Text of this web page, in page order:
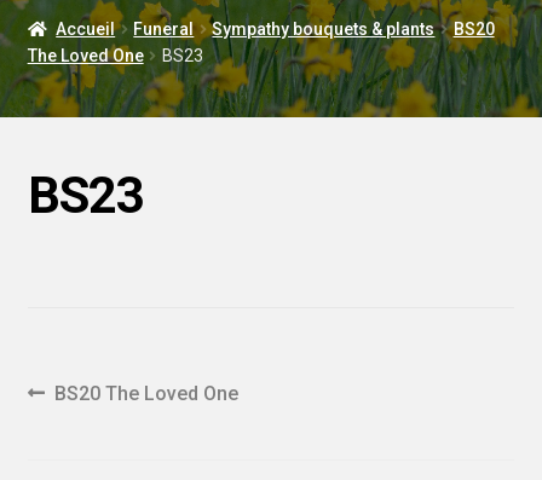
LIVRAISON
MARIAGE
Accueil Funeral Sympathy bouquets & plants
BS20
The Loved One
BS23
BS23
Navigation
Article
BS20 The Loved One